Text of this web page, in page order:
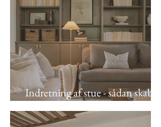
Indretning af stue - sådan skaber
du et hyggeligt leverum